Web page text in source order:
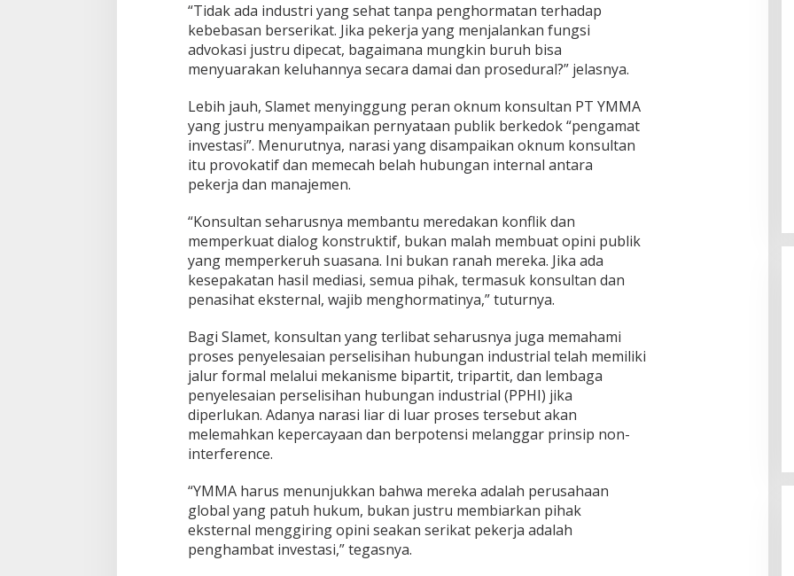
“Tidak ada industri yang sehat tanpa penghormatan terhadap
kebebasan berserikat. Jika pekerja yang menjalankan fungsi
advokasi justru dipecat, bagaimana mungkin buruh bisa
menyuarakan keluhannya secara damai dan prosedural?” jelasnya.
Lebih jauh, Slamet menyinggung peran oknum konsultan PT YMMA
yang justru menyampaikan pernyataan publik berkedok “pengamat
investasi”. Menurutnya, narasi yang disampaikan oknum konsultan
itu provokatif dan memecah belah hubungan internal antara
pekerja dan manajemen.
“Konsultan seharusnya membantu meredakan konflik dan
memperkuat dialog konstruktif, bukan malah membuat opini publik
yang memperkeruh suasana. Ini bukan ranah mereka. Jika ada
kesepakatan hasil mediasi, semua pihak, termasuk konsultan dan
penasihat eksternal, wajib menghormatinya,” tuturnya.
Bagi Slamet, konsultan yang terlibat seharusnya juga memahami
proses penyelesaian perselisihan hubungan industrial telah memiliki
jalur formal melalui mekanisme bipartit, tripartit, dan lembaga
penyelesaian perselisihan hubungan industrial (PPHI) jika
diperlukan. Adanya narasi liar di luar proses tersebut akan
melemahkan kepercayaan dan berpotensi melanggar prinsip non-
interference.
“YMMA harus menunjukkan bahwa mereka adalah perusahaan
global yang patuh hukum, bukan justru membiarkan pihak
eksternal menggiring opini seakan serikat pekerja adalah
penghambat investasi,” tegasnya.
Enam Pejabat Baru Resmi Dilantik
di Kejati Kepri oleh J. Devy
Sudarso
Di Berita, Politik